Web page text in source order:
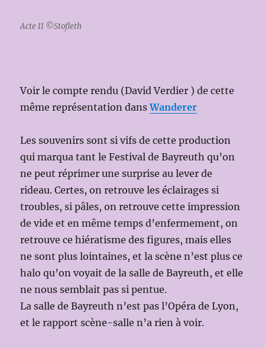
Acte II ©Stofleth
Voir le compte rendu (David Verdier ) de cette
même représentation dansWanderer
Les souvenirs sont si vifs de cette production
qui marqua tant le Festival de Bayreuth qu’on
ne peut réprimer une surprise au lever de
rideau. Certes, on retrouve les éclairages si
troubles, si pâles, on retrouve cette impression
de vide et en même temps d’enfermement, on
retrouve ce hiératisme des figures, mais elles
ne sont plus lointaines, et la scène n’est plus ce
halo qu’on voyait de la salle de Bayreuth, et elle
ne nous semblait pas si pentue.
La salle de Bayreuth n’est pas l’Opéra de Lyon,
et le rapport scène-salle n’a rien à voir.